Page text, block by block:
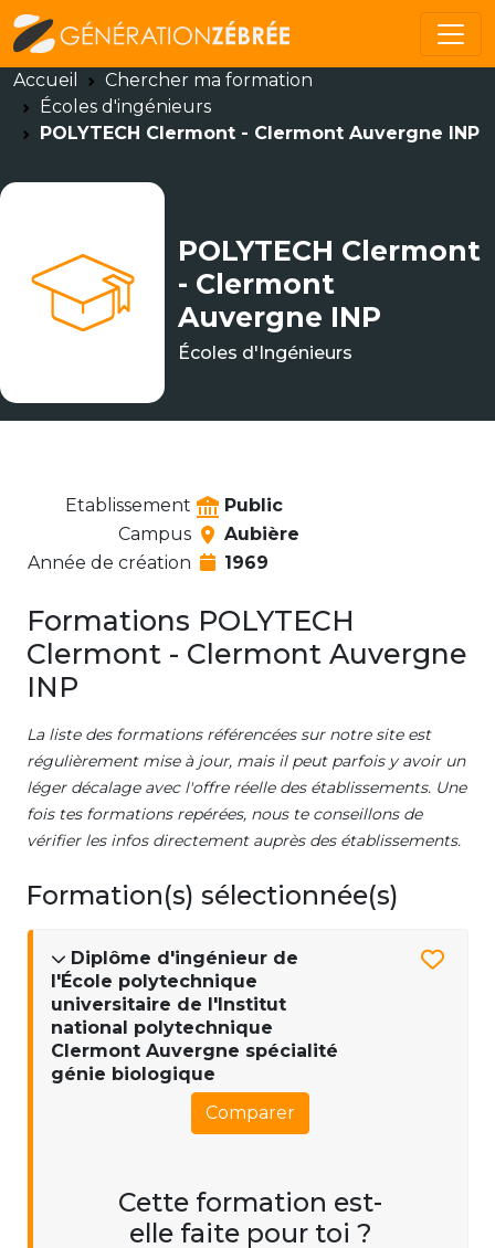
Accueil
Chercher ma formation
Écoles d'ingénieurs
POLYTECH Clermont - Clermont Auvergne INP
POLYTECH Clermont
- Clermont
Auvergne INP
Écoles d'Ingénieurs
Etablissement
Public
Campus
Aubière
Année de création
1969
Formations POLYTECH
Clermont - Clermont Auvergne
INP
La liste des formations référencées sur notre site est
régulièrement mise à jour, mais il peut parfois y avoir un
léger décalage avec l'offre réelle des établissements. Une
fois tes formations repérées, nous te conseillons de
vérifier les infos directement auprès des établissements.
Formation(s) sélectionnée(s)
Diplôme d'ingénieur de
l'École polytechnique
universitaire de l'Institut
national polytechnique
Clermont Auvergne spécialité
génie biologique
Comparer
Cette formation est-
elle faite pour toi ?